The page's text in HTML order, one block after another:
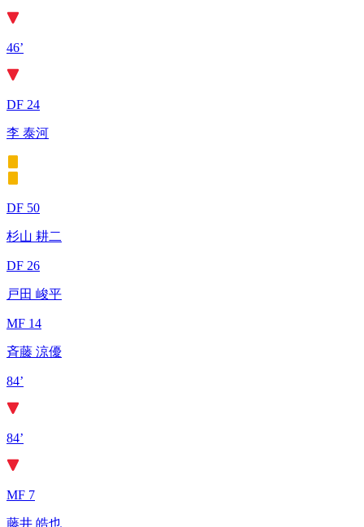
46’
DF 24
李 泰河
DF 50
杉山 耕二
DF 26
戸田 峻平
MF 14
斉藤 涼優
84’
84’
MF 7
藤井 皓也